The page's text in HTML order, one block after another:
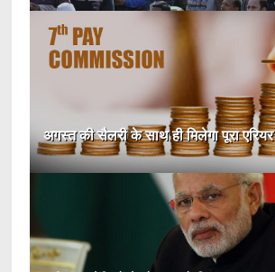
अगस्त की सैलरी के साथ ही मिलेगा पूरा एरियर